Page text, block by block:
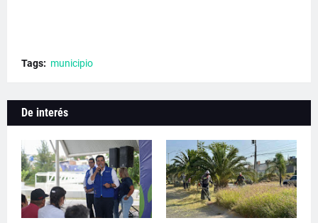
Tags: municipio
De interés